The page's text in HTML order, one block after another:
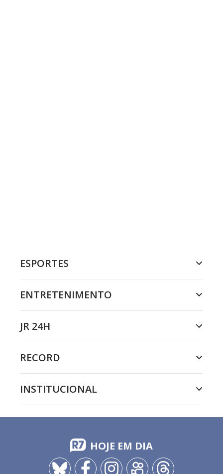
ESPORTES
ENTRETENIMENTO
JR 24H
RECORD
INSTITUCIONAL
HOJE EM DIA